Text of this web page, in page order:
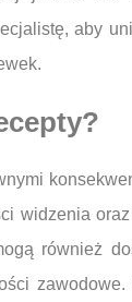
aby
widzenia
również